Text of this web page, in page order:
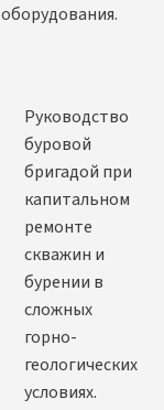
оборудования.
Руководство
буровой
бригадой при
капитальном
ремонте
скважин и
бурении в
сложных
горно-
геологических
условиях.